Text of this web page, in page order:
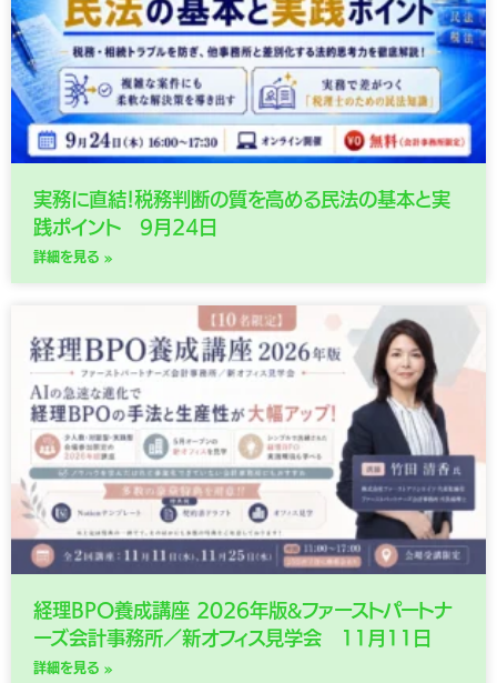
実務に直結！税務判断の質を高める民法の基本と実
践ポイント 9月24日
詳細を見る »
経理BPO養成講座 2026年版&ファーストパートナ
ーズ会計事務所／新オフィス見学会 11月11日
詳細を見る »